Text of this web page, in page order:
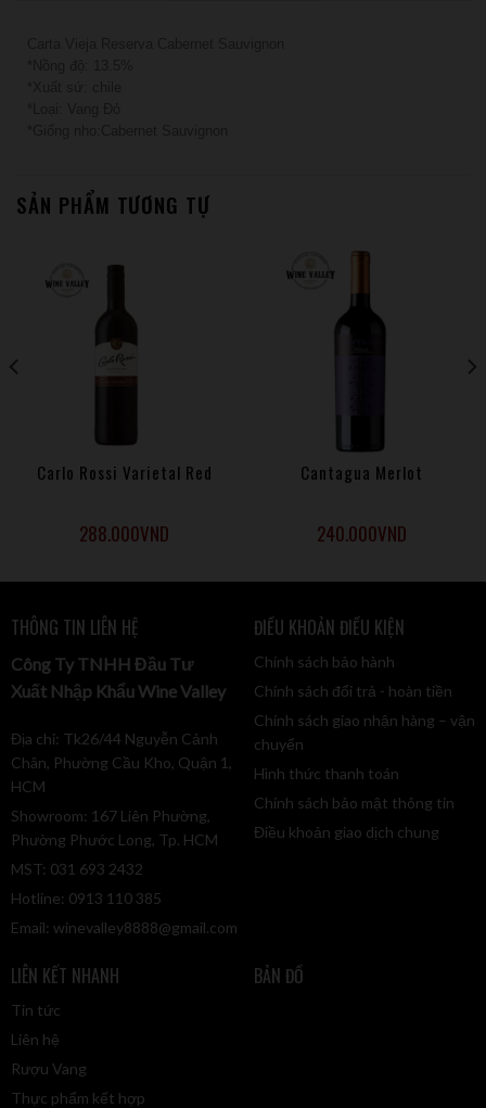
SẢN PHẨM TƯƠNG TỰ
Carlo Rossi Varietal Red
288.000VND
Cantagua Merlot
240.000VND
THÔNG TIN LIÊN HỆ
Công Ty TNHH Đầu Tư
Xuất Nhập Khẩu Wine Valley
Địa chỉ: Tk26/44 Nguyễn Cảnh
Chân, Phường Cầu Kho, Quận 1,
HCM
Showroom: 167 Liên Phường,
Phường Phước Long, Tp. HCM
MST: 031 693 2432
Hotline: 0913 110 385
Email: winevalley8888@gmail.com
ĐIỀU KHOẢN ĐIỀU KIỆN
Chính sách bảo hành
Chính sách đổi trả - hoàn tiền
Chính sách giao nhận hàng – vận
chuyển
Hình thức thanh toán
Chính sách bảo mật thông tin
Điều khoản giao dịch chung
LIÊN KẾT NHANH
Tin tức
Liên hệ
Rượu Vang
Thực phẩm kết hợp
BẢN ĐỒ